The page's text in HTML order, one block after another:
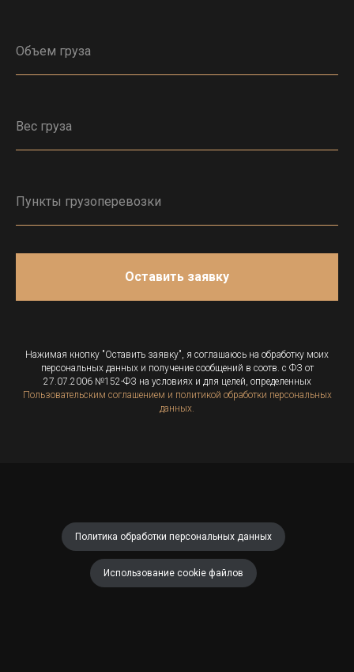
Оставить заявку
Нажимая кнопку "Оставить заявку", я соглашаюсь на обработку моих
персональных данных и получение сообщений в соотв. с ФЗ от
27.07.2006 №152-ФЗ на условиях и для целей, определенных
Пользовательским соглашением и политикой обработки персональных
данных.
Политика обработки персональных данных
Использование cookie файлов